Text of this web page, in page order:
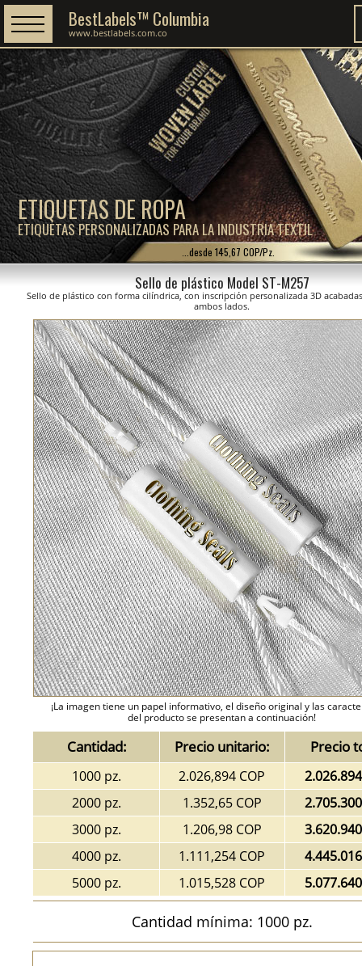
ETIQUETAS DE ROPA
ETIQUETAS PERSONALIZADAS PARA LA INDUSTRIA TEXTIL
BestLabels™ Columbia
www.bestlabels.com.co
...desde 145,67 COP/Pz.
Sello de plástico Model ST-M257
Sello de plástico con forma cilíndrica, con inscripción personalizada 3D
ambos lados.
¡La imagen tiene un papel informativo, el diseño original y las
del producto se presentan a continuación!
Cantidad: Precio unitario: Precio
1000 pz. 2.026,894 COP
2000 pz.
1.352,65 COP
3000 pz.
1.206,98 COP
4000 pz.
1.111,254 COP
5000 pz.
1.015,528 COP
Cantidad mínima: 1000 pz.